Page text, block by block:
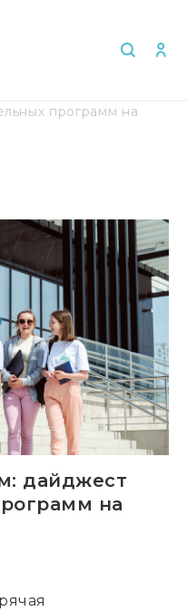
программ на
дайджест
на